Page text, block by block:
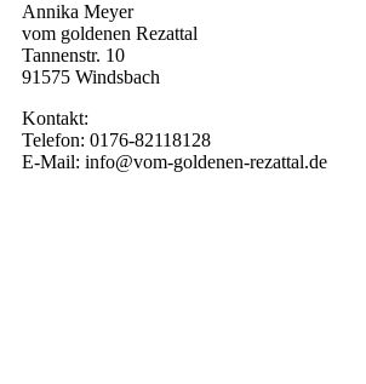
Annika Meyer
vom goldenen Rezattal
Tannenstr. 10
91575 Windsbach
Kontakt:
Telefon: 0176-82118128
E-Mail: info@vom-goldenen-rezattal.de